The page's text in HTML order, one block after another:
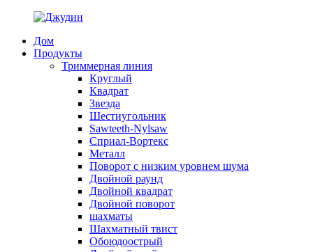
Дом
Продукты
Триммерная линия
Круглый
Квадрат
Звезда
Шестиугольник
Sawteeth-Nylsaw
Сприал-Вортекс
Металл
Поворот с низким уровнем шума
Двойной раунд
Двойной квадрат
Двойной поворот
шахматы
Шахматный твист
Обоюдоострый